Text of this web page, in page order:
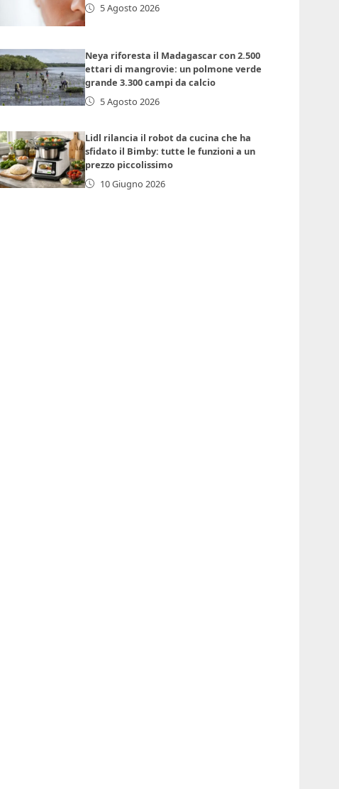
5 Agosto 2026
Neya riforesta il Madagascar con 2.500
ettari di mangrovie: un polmone verde
grande 3.300 campi da calcio
5 Agosto 2026
Lidl rilancia il robot da cucina che ha
sfidato il Bimby: tutte le funzioni a un
prezzo piccolissimo
10 Giugno 2026